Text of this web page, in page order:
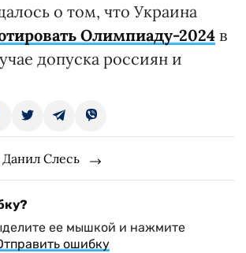
о том, что Украина
Олимпиаду-2024 в
допуска россиян и
Слесь
ее мышкой и нажмите
ошибку